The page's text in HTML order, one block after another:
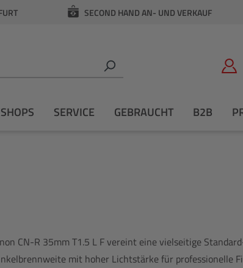
SECOND HAND AN- UND VERKAUF
SERVICE GEBRAUCHT B2B
CN-R 35mm T1.5 L F vereint eine vielseitige
mit hoher Lichtstärke für professionelle